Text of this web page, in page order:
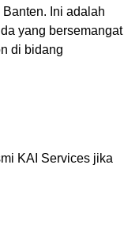
Ini adalah
yang bersemangat
di bidang
KAI Services jika